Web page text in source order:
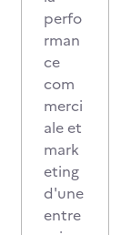
perfo
rman
ce
com
merci
ale et
mark
eting
d'une
entre